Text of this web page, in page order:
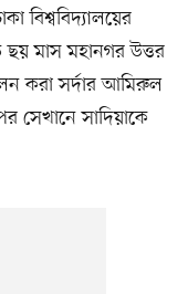
বিশ্ববিদ্যালয়ের
ছয় মাস মহানগর উত্তর
করা সর্দার আমিরুল
সেখানে সাদিয়াকে